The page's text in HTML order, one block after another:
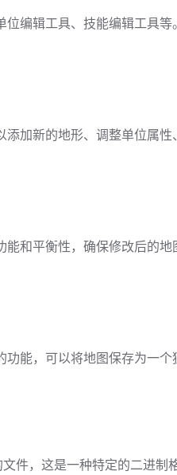
编辑工具、技能编辑工具
加新的地形、调整单位属
和平衡性，确保修改后的
能，可以将地图保存为一个
件，这是一种特定的二进制